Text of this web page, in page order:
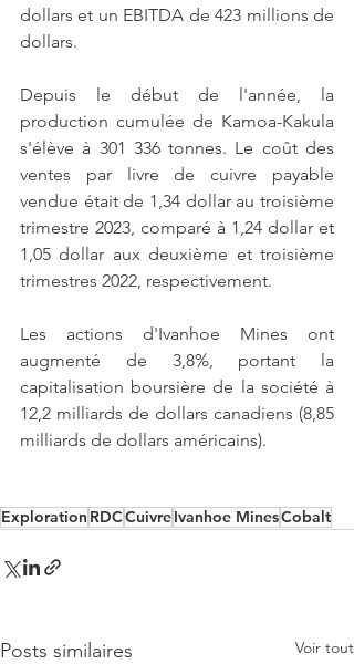
dollars et un EBITDA de 423 millions de
dollars.
Depuis le début de l'année, la
production cumulée de Kamoa-Kakula
s'élève à 301 336 tonnes. Le coût des
ventes par livre de cuivre payable
vendue était de 1,34 dollar au troisième
trimestre 2023, comparé à 1,24 dollar et
1,05 dollar aux deuxième et troisième
trimestres 2022, respectivement.
Les actions d'Ivanhoe Mines ont
augmenté de 3,8%, portant la
capitalisation boursière de la société à
12,2 milliards de dollars canadiens (8,85
milliards de dollars américains).
Exploration RDCCuivreIvanhoe MinesCobalt
Posts similaires Voir tout